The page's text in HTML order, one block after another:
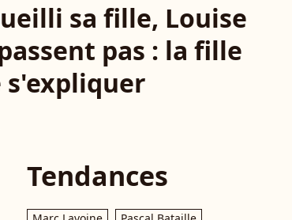
sa fille, Louise
pas : la fille
s'expliquer
Tendances